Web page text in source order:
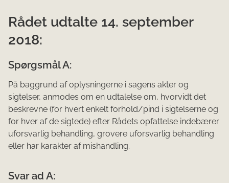
Rådet udtalte 14. september
2018:
Spørgsmål A:
På baggrund af oplysningerne i sagens akter og
sigtelser, anmodes om en udtalelse om, hvorvidt det
beskrevne (for hvert enkelt forhold/pind i sigtelserne og
for hver af de sigtede) efter Rådets opfattelse indebærer
uforsvarlig behandling, grovere uforsvarlig behandling
eller har karakter af mishandling.
Svar ad A: